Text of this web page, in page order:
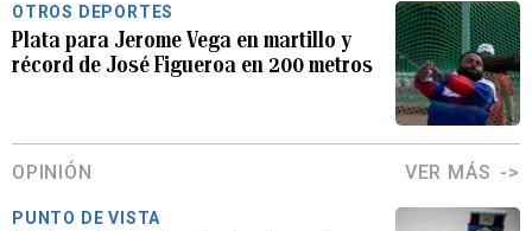
OTROS DEPORTES
Plata para Jerome Vega en martillo y
récord de José Figueroa en 200 metros
OPINIÓN VER MÁS
PUNTO DE VISTA